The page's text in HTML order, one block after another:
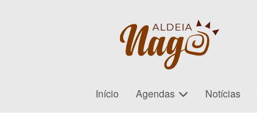
Início Agendas Notícias